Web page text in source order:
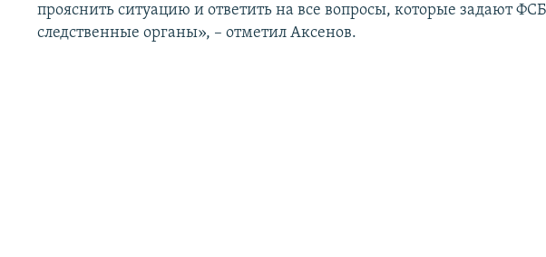
прояснить ситуацию и ответить на все вопросы, которые задают
следственные органы», – отметил Аксенов.